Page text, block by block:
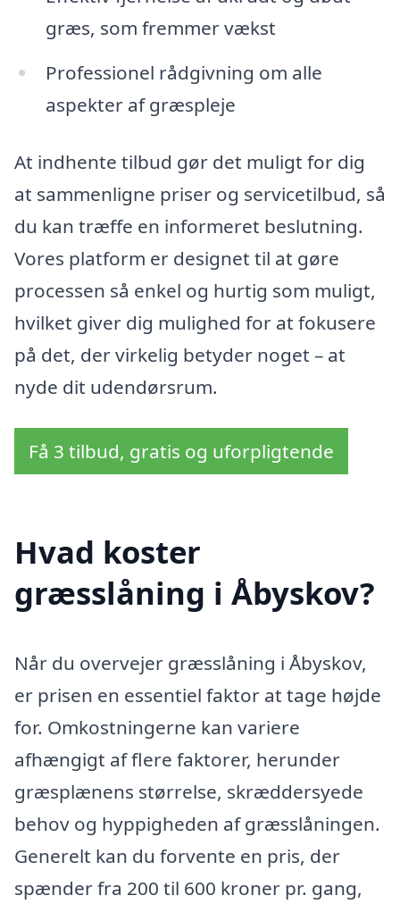
græs, som fremmer vækst
Professionel rådgivning om alle
aspekter af græspleje
At indhente tilbud gør det muligt for dig
at sammenligne priser og servicetilbud, så
du kan træffe en informeret beslutning.
Vores platform er designet til at gøre
processen så enkel og hurtig som muligt,
hvilket giver dig mulighed for at fokusere
på det, der virkelig betyder noget – at
nyde dit udendørsrum.
Få 3 tilbud, gratis og uforpligtende
Hvad koster
græsslåning i Åbyskov?
Når du overvejer græsslåning i Åbyskov,
er prisen en essentiel faktor at tage højde
for. Omkostningerne kan variere
afhængigt af flere faktorer, herunder
græsplænens størrelse, skræddersyede
behov og hyppigheden af græsslåningen.
Generelt kan du forvente en pris, der
spænder fra 200 til 600 kroner pr. gang,